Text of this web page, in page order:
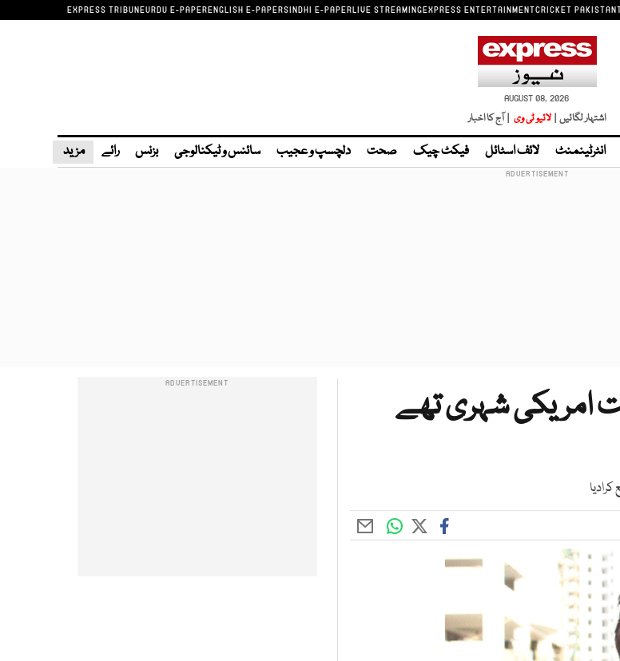
EXPRESS TRIBUNEURDU E-PAPERENGLISH E-PAPERSINDHI E-PAPERLIVE STREAMINGEXPRESS ENTERTAINMENTCRICKET PAKISTAN
AUGUST 08, 2026
اشتہار لگائیں | لائیو ٹی وی | آج کا اخبار
انٹرٹینمنٹ لائف اسٹائل فیکٹ چیک صحت دلچسپ و عجیب سائنس و ٹیکنالوجی بزنس رائے مزید
امریکی شہری تھے